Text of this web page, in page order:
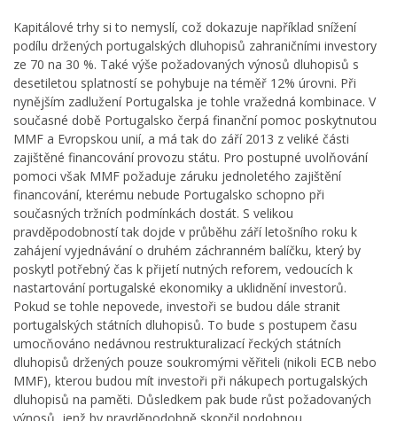
Kapitálové trhy si to nemyslí, což dokazuje například snížení
podílu držených portugalských dluhopisů zahraničními investory
ze 70 na 30 %. Také výše požadovaných výnosů dluhopisů s
desetiletou splatností se pohybuje na téměř 12% úrovni. Při
nynějším zadlužení Portugalska je tohle vražedná kombinace. V
současné době Portugalsko čerpá finanční pomoc poskytnutou
MMF a Evropskou unií, a má tak do září 2013 z veliké části
zajištěné financování provozu státu. Pro postupné uvolňování
pomoci však MMF požaduje záruku jednoletého zajištění
financování, kterému nebude Portugalsko schopno při
současných tržních podmínkách dostát. S velikou
pravděpodobností tak dojde v průběhu září letošního roku k
zahájení vyjednávání o druhém záchranném balíčku, který by
poskytl potřebný čas k přijetí nutných reforem, vedoucích k
nastartování portugalské ekonomiky a uklidnění investorů.
Pokud se tohle nepovede, investoři se budou dále stranit
portugalských státních dluhopisů. To bude s postupem času
umocňováno nedávnou restrukturalizací řeckých státních
dluhopisů držených pouze soukromými věřiteli (nikoli ECB nebo
MMF), kterou budou mít investoři při nákupech portugalských
dluhopisů na paměti. Důsledkem pak bude růst požadovaných